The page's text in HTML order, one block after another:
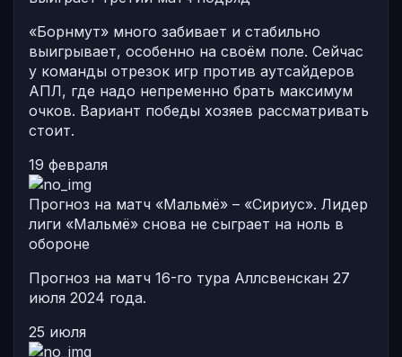
«Борнмут» много забивает и стабильно
выигрывает, особенно на своём поле. Сейчас
у команды отрезок игр против аутсайдеров
АПЛ, где надо непременно брать максимум
очков. Вариант победы хозяев рассматривать
стоит.
19 февраля
Прогноз на матч «Мальмё» – «Сириус». Лидер
лиги «Мальмё» снова не сыграет на ноль в
обороне
Прогноз на матч 16-го тура Аллсвенскан 27
июля 2024 года.
25 июля